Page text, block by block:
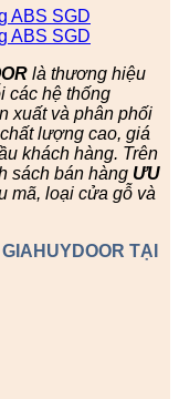
là thương hiệu
các hệ thống
xuất và phân phối
lượng cao, giá
khách hàng. Trên
sách bán hàng ƯU
mã, loại cửa gỗ và
TẠI